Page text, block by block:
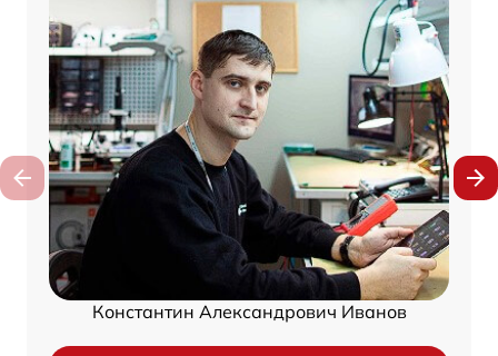
Константин Александрович Иванов